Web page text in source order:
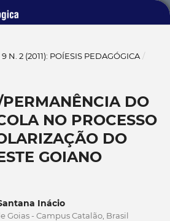
9 N. 2 (2011): POÍESIS PEDAGÓGICA /
DO
NO PROCESSO
DO
GOIANO
Inácio
Goias - Campus Catalão, Brasil